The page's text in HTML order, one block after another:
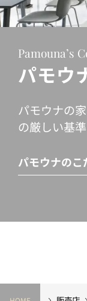
Pamouna’s
パモウ
パモウナの
の厳しい基
パモウナのこ